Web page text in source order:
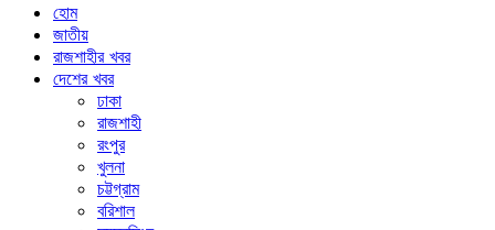
হোম
জাতীয়
রাজশাহীর খবর
দেশের খবর
ঢাকা
রাজশাহী
রংপুর
খুলনা
চট্টগ্রাম
বরিশাল